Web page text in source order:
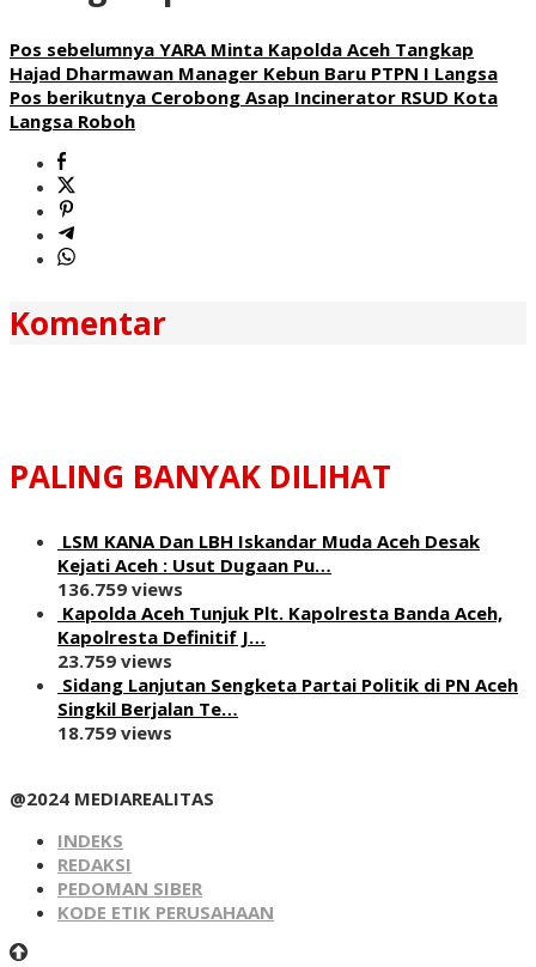
Pos sebelumnya YARA Minta Kapolda Aceh Tangkap
Hajad Dharmawan Manager Kebun Baru PTPN I Langsa
Pos berikutnya Cerobong Asap Incinerator RSUD Kota
Langsa Roboh
Komentar
PALING BANYAK DILIHAT
LSM KANA Dan LBH Iskandar Muda Aceh Desak
Kejati Aceh : Usut Dugaan Pu…
136.759 views
Kapolda Aceh Tunjuk Plt. Kapolresta Banda Aceh,
Kapolresta Definitif J…
23.759 views
Sidang Lanjutan Sengketa Partai Politik di PN Aceh
Singkil Berjalan Te…
18.759 views
@2024 MEDIAREALITAS
INDEKS
REDAKSI
PEDOMAN SIBER
KODE ETIK PERUSAHAAN